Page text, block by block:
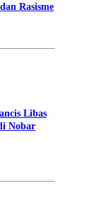
Rasisme
Libas
Nobar